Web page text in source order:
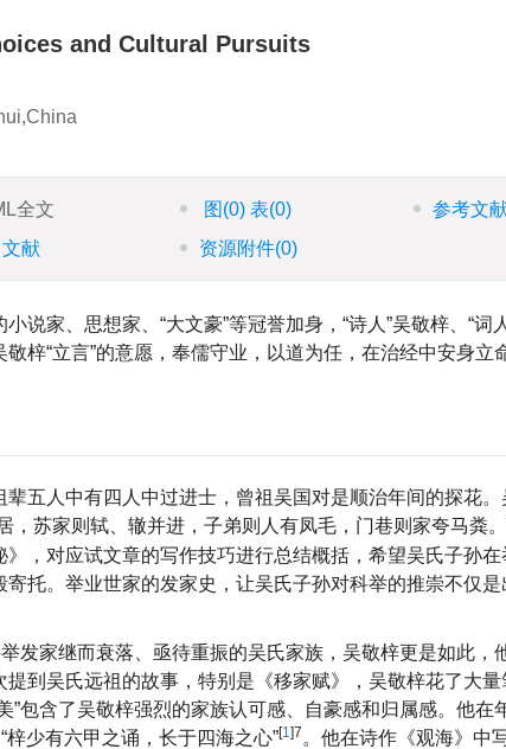
and Cultural Pursuits
全文 图 (0)表(0) 参考文
献 资源附件(0)
说家、思想家、“大文豪”等冠誉加身，“诗人”吴敬梓、“词
梓“立言”的意愿，奉儒守业，以道为任，在治经中安身立
五人中有四人中过进士，曾祖吴国对是顺治年间的探花
苏家则轼、辙并进，子弟则人有凤毛，门巷则家夸马粪。
，对应试文章的写作技巧进行总结概括，希望吴氏子孙在
托。举业世家的发家史，让吴氏子孙对科举的推崇不仅是
发家继而衰落、亟待重振的吴氏家族，吴敬梓更是如此，
到吴氏远祖的故事，特别是《移家赋》，吴敬梓花了大
包含了吴敬梓强烈的家族认可感、自豪感和归属感。他在
少有六甲之诵，长于四海之心”[1]7 。他在诗作《观海》中